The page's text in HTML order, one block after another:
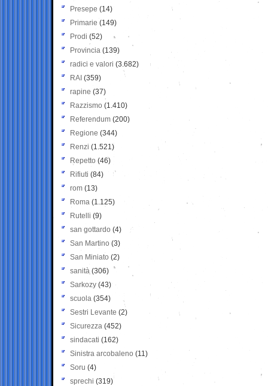
Presepe (14)
Primarie (149)
Prodi (52)
Provincia (139)
radici e valori (3.682)
RAI (359)
rapine (37)
Razzismo (1.410)
Referendum (200)
Regione (344)
Renzi (1.521)
Repetto (46)
Rifiuti (84)
rom (13)
Roma (1.125)
Rutelli (9)
san gottardo (4)
San Martino (3)
San Miniato (2)
sanità (306)
Sarkozy (43)
scuola (354)
Sestri Levante (2)
Sicurezza (452)
sindacati (162)
Sinistra arcobaleno (11)
Soru (4)
sprechi (319)